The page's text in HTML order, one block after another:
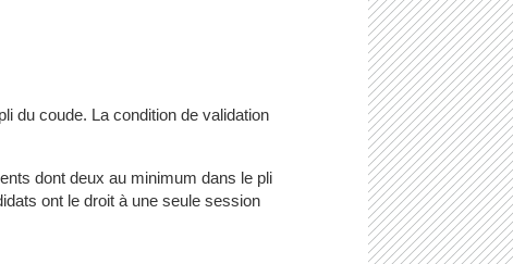
du coude. La condition de validation
dont deux au minimum dans le pli
ont le droit à une seule session